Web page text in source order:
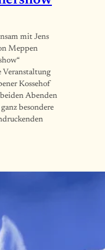
mit Jens
Meppen
Veranstaltung
Kossehof
Abenden
besondere